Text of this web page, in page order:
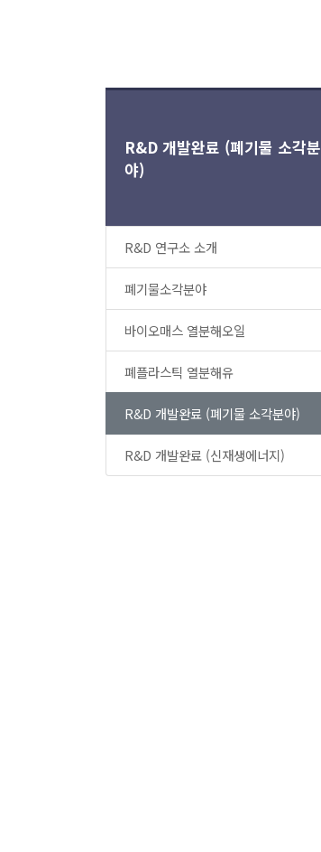
R&D 개발완료 (폐기물 소각분
야)
R&D 연구소 소개
폐기물소각분야
바이오매스 열분해오일
폐플라스틱 열분해유
R&D 개발완료 (폐기물 소각분야)
R&D 개발완료 (신재생에너지)